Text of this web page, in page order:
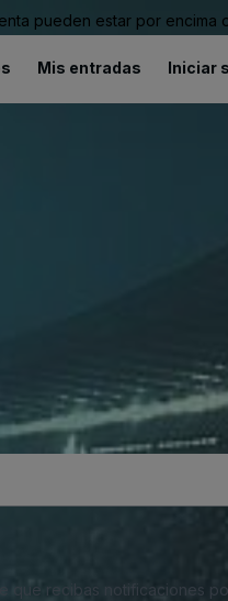
pueden estar por encima
Mis entradas Iniciar
que recibas notificaciones